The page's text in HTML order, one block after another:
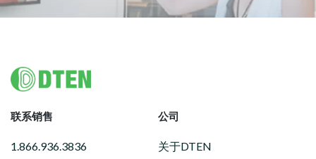
Footer
联系销售
1.866.936.3836
公司
关于DTEN